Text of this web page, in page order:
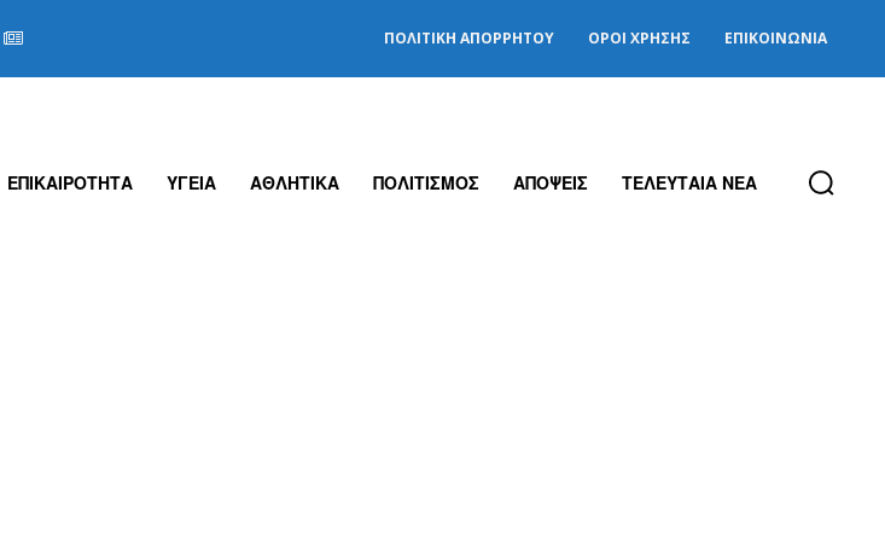
ΠΟΛΙΤΙΚΉ ΑΠΟΡΡΉΤΟΥ ΌΡΟΙ ΧΡΉΣΗΣ ΕΠΙΚΟΙΝΩΝΊΑ
ΕΠΙΚΑΙΡΟΤΗΤΑ ΥΓΕΙΑ ΑΘΛΗΤΙΚΑ ΠΟΛΙΤΙΣΜΟΣ ΑΠΟΨΕΙΣ ΤΕΛΕΥΤΑΙΑ ΝΕΑ